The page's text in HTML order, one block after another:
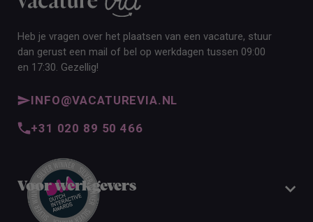
Heb je vragen over het plaatsen van een vacature, stuur
dan gerust een mail of bel op werkdagen tussen 09:00
en 17:30. Gezellig!
INFO@VACATUREVIA.NL
+31 020 89 50 466
Voor werkgevers